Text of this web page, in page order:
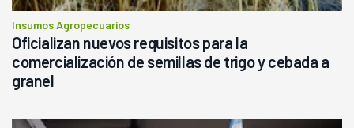
Insumos Agropecuarios
Oficializan nuevos requisitos para la
comercialización de semillas de trigo y cebada a
granel